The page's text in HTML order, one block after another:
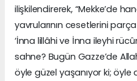
ilişkilendirerek, “Mekke’de
yavrularının cesetlerini
‘İnna lillâhi ve İnna ileyhi
sahne? Bugün Gazze’de
öyle güzel yaşanıyor ki;